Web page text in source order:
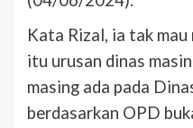
Kata Rizal, ia tak mau
itu urusan dinas
masing ada pada
berdasarkan OPD